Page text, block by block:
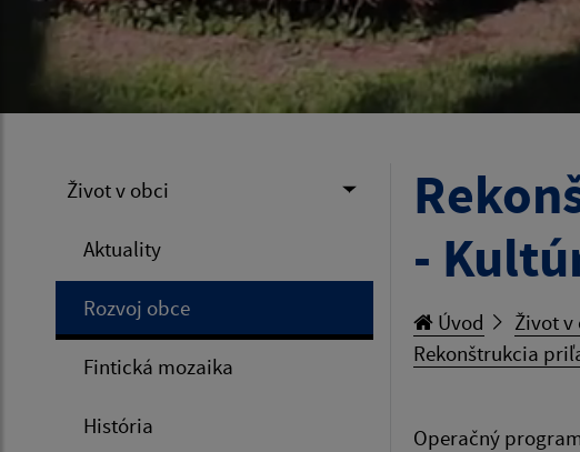
Život v obci
Aktuality
Rozvoj obce
Fintická mozaika
História
-
Úvod Život v
Rekonštrukcia
Operačný